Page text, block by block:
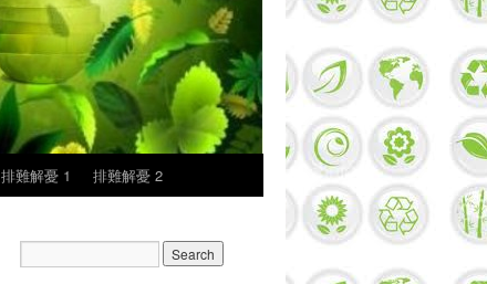
排難解憂 1 排難解憂 2